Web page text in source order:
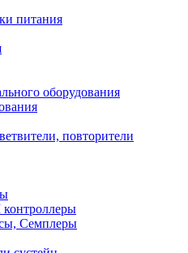
питания
оборудования
повторители
Семплеры